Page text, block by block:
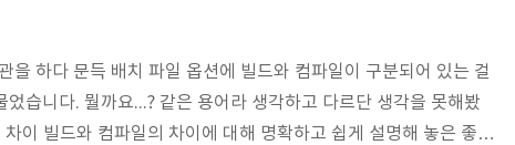
하다 문득 배치 파일 옵션에 빌드와 컴파일이 구분되어 있는 걸
습니다. 뭘까요...? 같은 용어라 생각하고 다르단 생각을 못해봤
이 빌드와 컴파일의 차이에 대해 명확하고 쉽게 설명해 놓은 좋은